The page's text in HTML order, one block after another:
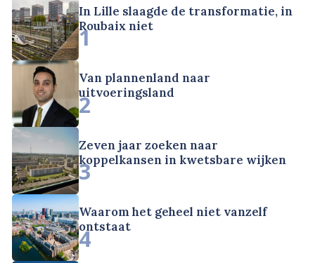
In Lille slaagde de transformatie, in
Roubaix niet
1
Van plannenland naar
uitvoeringsland
2
Zeven jaar zoeken naar
koppelkansen in kwetsbare wijken
3
Waarom het geheel niet vanzelf
ontstaat
4